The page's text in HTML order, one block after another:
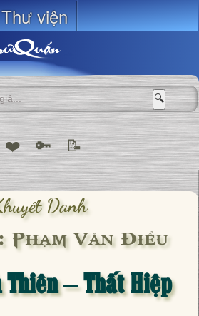
viện
🔍
❤️ 🔑 📝
Danh
Phạm Văn Điểu
Thiên – Thất Hiệp